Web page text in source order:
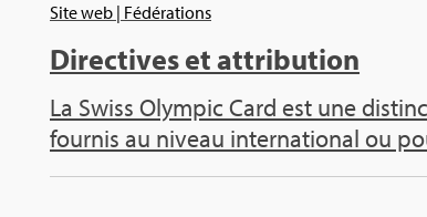
Site web | Fédé­ra­tions
Direc­tives et attri­bu­tion
La Swiss Olym­pic Card est une
four­nis au niveau inter­na­tio­nal ou